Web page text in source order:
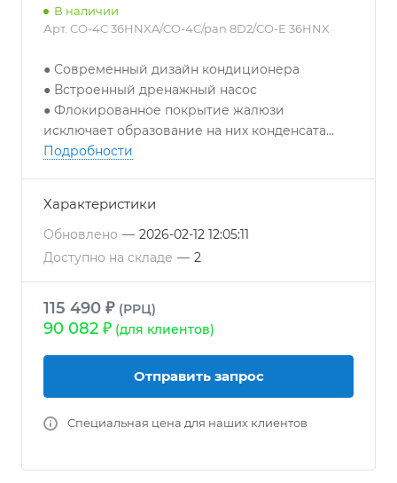
В наличии
Арт. CO-4C 36HNXA/CO-4C/pan 8D2/CO-E 36HNX
● Современный дизайн кондиционера
● Встроенный дренажный насос
● Флокированное покрытие жалюзи
исключает образование на них конденсата
● ИК–пульт и декоративная панель
● ЖК дисплей отображает режим работы и
установленную температуру
● Антикоррозийное покрытие
● Универсальный внешний блок для всех
серий
● Авторестарт
● Опциональное подключение проводного
пульта управления
● Wi-Fi (опция)
Подробности
Характеристики
Обновлено — 2026-02-12 12:05:11
Доступно на складе — 2
115 490 ₽ (РРЦ)
90 082 ₽ (для клиентов)
Отправить запрос
Специальная цена для наших клиентов